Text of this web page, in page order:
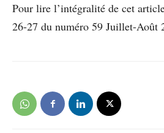
Pour lire l’intégralité de cet
26-27 du numéro 59 Juillet-Août